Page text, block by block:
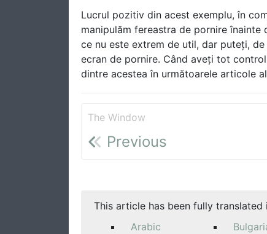
Lucrul pozitiv din acest exemplu, în
manipulăm fereastra de pornire
ce nu este extrem de util, dar puteți,
ecran de pornire. Când aveți tot
dintre acestea în următoarele articole
The Window
Previous
This article has been fully
Arabic